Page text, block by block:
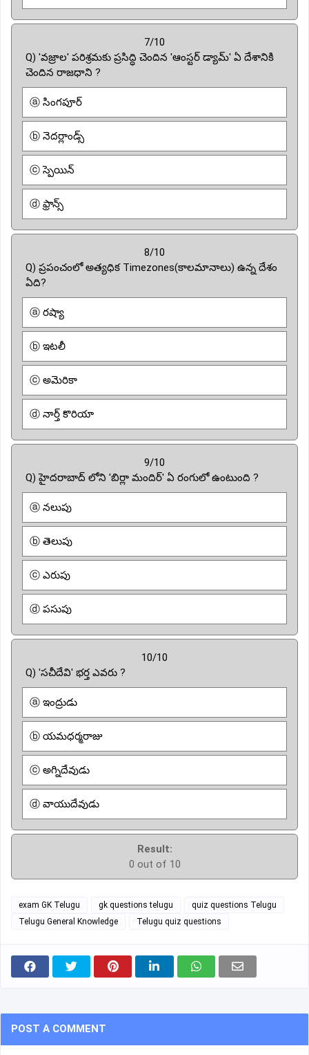
7/10
Q) 'వజ్రాల' పరిశ్రమకు ప్రసిద్ధి చెందిన 'ఆంస్టర్ డ్యామ్' ఏ దేశానికి
చెందిన రాజధాని ?
ⓐ సింగపూర్
ⓑ నెదర్లాండ్స్
ⓒ స్పెయిన్
ⓓ ఫ్రాన్స్
8/10
Q) ప్రపంచంలో అత్యధిక Timezones(కాలమానాలు) ఉన్న దేశం
ఏది?
ⓐ రష్యా
ⓑ ఇటలీ
ⓒ అమెరికా
ⓓ నార్త్ కొరియా
9/10
Q) హైదరాబాద్ లోని 'బిర్లా మందిర్' ఏ రంగులో ఉంటుంది ?
ⓐ నలుపు
ⓑ తెలుపు
ⓒ ఎరుపు
ⓓ పసుపు
10/10
Q) 'సచీదేవి' భర్త ఎవరు ?
ⓐ ఇంద్రుడు
ⓑ యమధర్మరాజు
ⓒ అగ్నిదేవుడు
ⓓ వాయుదేవుడు
Result:
0 out of 10
exam GK Telugu gk questions telugu
quiz questions Telugu
Telugu General Knowledge
Telugu quiz questions
POST A COMMENT